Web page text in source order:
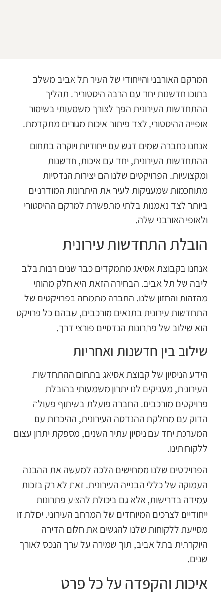
האורבני והייחודי של העיר תל אביב משלב
חדשנות יחד עם הרבה היסטוריה. תהליך
העירונית הפך לצורך משמעותי בשימור
ההיסטורי, לצד פיתוח איכות מגורים מתקדמת.
כחברה שמים דגש עם ייחודיות ויוקרה בתחום
העירונית, יחד עם איכות, חדשנות
הפרויקטים שלנו הם יצירות הנדסיות
שמעניקות לעיר את היתרונות המודרניים
לצד נאמנות בלתי מתפשרת למרקם ההיסטורי
האורבני שלה.
התחדשות עירונית
בקבוצת אסיאג מתמקדים כבר שנים רבות בלב
של תל אביב. הבחירה הזאת היא חלק מהותי
והחזון שלנו. החברה מתמחה בפרויקטים של
עירונית בתנאים מורכבים, שבהם כל פרויקט
שילוב של פתרונות הנדסיים פורצי דרך.
בין חדשנות ואחריות
הניסיון של קבוצת אסיאג בתחום ההתחדשות
מעניקים לנו יתרון משמעותי בהובלת
מורכבים. החברה פועלת בשיתוף פעולה
עם מחלקת ההנדסה העירונית, ההיכרות עם
יחד עם ניסיון עתיר השנים, מספקת יתרון עצום
שלנו ממחישים הלכה למעשה את ההבנה
של כללי הבנייה העירונית. זאת לא רק בזכות
בדרישות, אלא גם ביכולת להציע פתרונות
לצרכים המיוחדים של המרחב העירוני. יכולת זו
ללקוחות שלנו להגשים את חלום הדירה
בתל אביב, תוך שמירה על ערך הנכס לאורך
והקפדה על כל פרט